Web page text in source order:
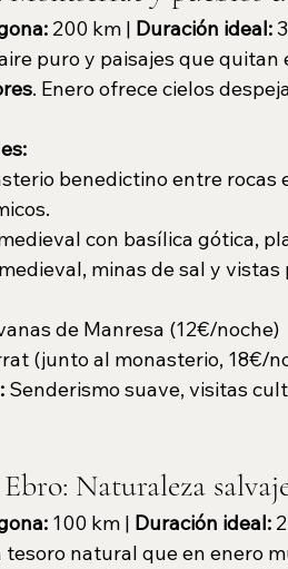
200 km | Duración ideal:
puro y paisajes que
. Enero ofrece cielos
benedictino entre rocas
con basílica gótica,
minas de sal y vistas
de Manresa (12€/noche)
(junto al monasterio, 18€/
Senderismo suave, visitas
Naturaleza
100 km | Duración ideal:
tesoro natural que en enero